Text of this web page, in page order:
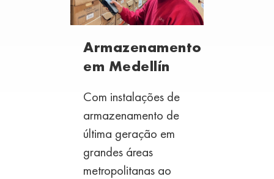
Armazenamento
em Medellín
Com instalações de
armazenamento de
última geração em
grandes áreas
metropolitanas ao